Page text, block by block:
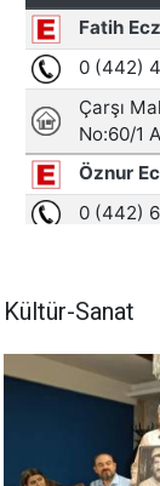
Kültür-Sanat